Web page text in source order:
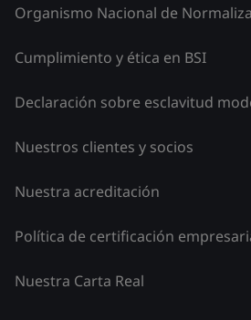
Organismo Nacional de
Cumplimiento y ética en BSI
Declaración sobre esclavitud
Nuestros clientes y socios
Nuestra acreditación
Política de certificación
Nuestra Carta Real